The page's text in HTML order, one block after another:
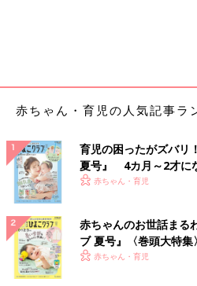
赤ちゃん・育児の人気記事ラ
育児の困ったがズバリ
夏号』 4カ月～2才に
いっぱい！
赤ちゃん・育児
赤ちゃんのお世話まる
ブ 夏号』〈巻頭大特
く！ おっぱい・ミルク
赤ちゃん・育児